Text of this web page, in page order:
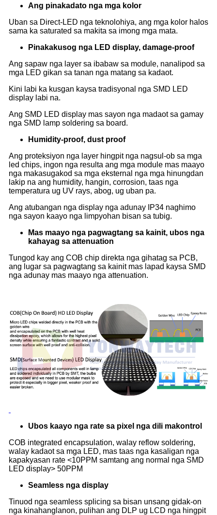
Ang pinakadato nga mga kolor
Uban sa Direct-LED nga teknolohiya, ang mga kolor halos
sama ka saturated sa makita sa imong mga mata.
Pinakakusog nga LED display, damage-proof
Ang sapaw nga layer sa ibabaw sa module, nanalipod sa
mga LED gikan sa tanan nga matang sa kadaot.
Kini labi ka kusgan kaysa tradisyonal nga SMD LED
display labi na.
Ang SMD LED display mas sayon ​​nga madaot sa gamay
nga SMD lamp soldering sa board.
Humidity-proof, dust proof
Ang proteksiyon nga layer hingpit nga nagsul-ob sa mga
led chips, ingon nga resulta ang mga module mas maayo
nga makasugakod sa mga eksternal nga mga hinungdan
lakip na ang humidity, hangin, corrosion, taas nga
temperatura ug UV rays, abog, ug uban pa.
Ang atubangan nga display nga adunay IP34 naghimo
nga sayon ​​​​kaayo nga limpyohan bisan sa tubig.
Mas maayo nga pagwagtang sa kainit, ubos nga
kahayag sa attenuation
Tungod kay ang COB chip direkta nga gihatag sa PCB,
ang lugar sa pagwagtang sa kainit mas lapad kaysa SMD
nga adunay mas maayo nga attenuation.
Ubos kaayo nga rate sa pixel nga dili makontrol
COB integrated encapsulation, walay reflow soldering,
walay kadaot sa mga LED, mas taas nga kasaligan nga
kapakyasan rate <10PPM samtang ang normal nga SMD
LED display> 50PPM
Seamless nga display
Tinuod nga seamless splicing sa bisan unsang gidak-on
nga kinahanglanon, pulihan ang DLP ug LCD nga hingpit